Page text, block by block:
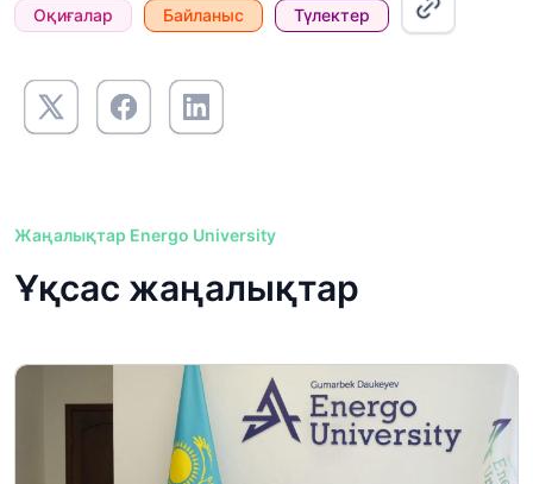
Оқиғалар Байланыс Түлектер
Жаңалықтар Energo University
Ұқсас жаңалықтар